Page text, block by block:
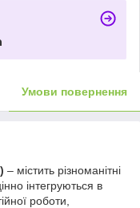
Умови повернення
– містить різноманітні
інтегруються в
роботи,